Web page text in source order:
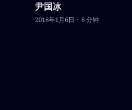
尹国冰
2018年1月6日 8 分钟